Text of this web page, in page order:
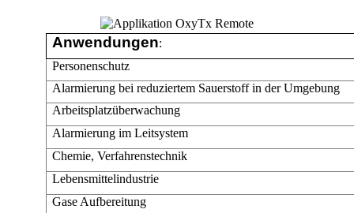
Anwendungen:
Personenschutz
Alarmierung bei reduziertem Sauerstoff in der Umgebung
Arbeitsplatzüberwachung
Alarmierung im Leitsystem
Chemie, Verfahrenstechnik
Lebensmittelindustrie
Gase Aufbereitung